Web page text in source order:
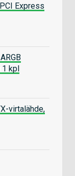
Express
1 kpl
virtalähde,